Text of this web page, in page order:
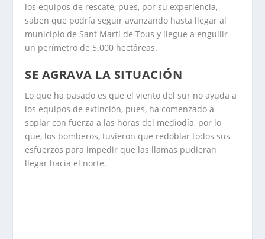
los equipos de rescate, pues, por su experiencia,
saben que podría seguir avanzando hasta llegar al
municipio de Sant Martí de Tous y llegue a engullir
un perímetro de 5.000 hectáreas.
SE AGRAVA LA SITUACIÓN
Lo que ha pasado es que el viento del sur no ayuda a
los equipos de extinción, pues, ha comenzado a
soplar con fuerza a las horas del mediodía, por lo
que, los bomberos, tuvieron que redoblar todos sus
esfuerzos para impedir que las llamas pudieran
llegar hacia el norte.